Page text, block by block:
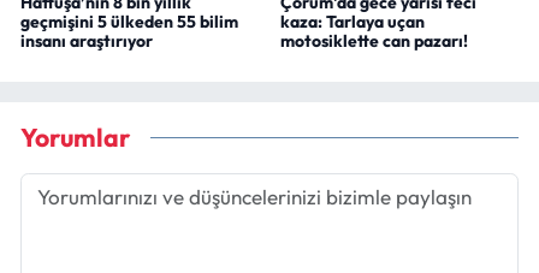
geçmişini 5 ülkeden 55 bilim
insanı araştırıyor
kaza: Tarlaya uçan
motosiklette can pazarı!
Yorumlar